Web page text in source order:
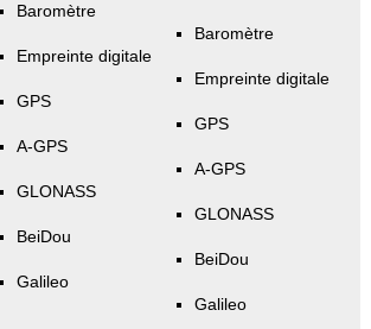
Baromètre
Empreinte digitale
GPS
A-GPS
GLONASS
BeiDou
Galileo
Baromètre
Empreinte digitale
GPS
A-GPS
GLONASS
BeiDou
Galileo